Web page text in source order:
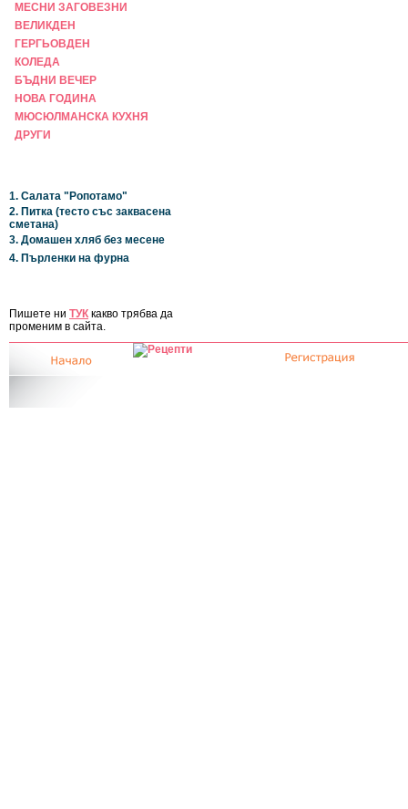
МЕСНИ ЗАГОВЕЗНИ
ВЕЛИКДЕН
ГЕРГЬОВДЕН
КОЛЕДА
БЪДНИ ВЕЧЕР
НОВА ГОДИНА
МЮСЮЛМАНСКА КУХНЯ
ДРУГИ
1. Салата "Ропотамо"
2. Питка (тесто със заквасена
сметана)
3. Домашен хляб без месене
4. Пърленки на фурна
Пишете ни ТУК какво трябва да
променим в сайта.